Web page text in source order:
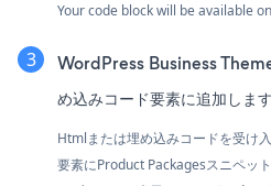
Your code block will be available
WordPress Business
め込みコード要素に追加します
Htmlまたは埋め込みコードを受け
要素にProduct Packagesスニペッ